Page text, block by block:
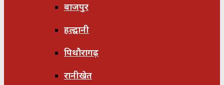
बाजपुर
हल्द्वानी
पिथौरागढ़
रानीखेत